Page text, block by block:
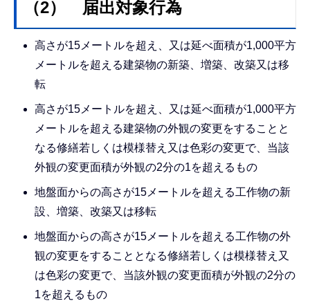
（2） 届出対象行為
高さが15メートルを超え、又は延べ面積が1,000平方
メートルを超える建築物の新築、増築、改築又は移
転
高さが15メートルを超え、又は延べ面積が1,000平方
メートルを超える建築物の外観の変更をすることと
なる修繕若しくは模様替え又は色彩の変更で、当該
外観の変更面積が外観の2分の1を超えるもの
地盤面からの高さが15メートルを超える工作物の新
設、増築、改築又は移転
地盤面からの高さが15メートルを超える工作物の外
観の変更をすることとなる修繕若しくは模様替え又
は色彩の変更で、当該外観の変更面積が外観の2分の
1を超えるもの